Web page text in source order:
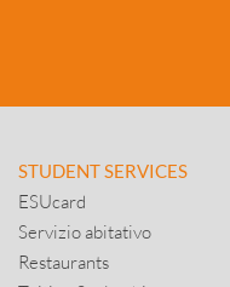
STUDENT SERVICES
ESUcard
Servizio abitativo
Restaurants